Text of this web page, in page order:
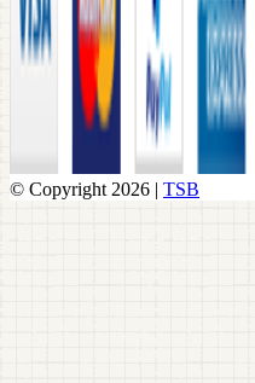
© Copyright 2026 | TSB